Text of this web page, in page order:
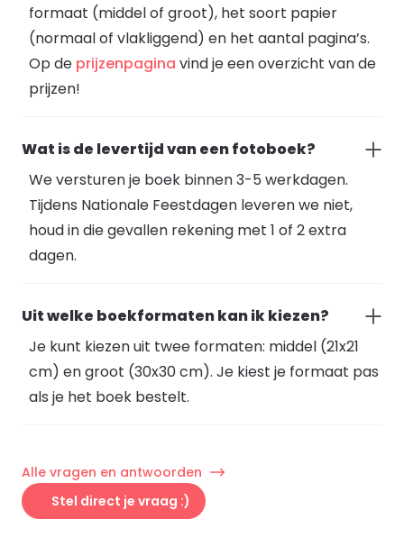
formaat (middel of groot), het soort papier
(normaal of vlakliggend) en het aantal pagina’s.
Op de prijzenpagina vind je een overzicht van de
prijzen!
Wat is de levertijd van een fotoboek?
We versturen je boek binnen 3-5 werkdagen.
Tijdens Nationale Feestdagen leveren we niet,
houd in die gevallen rekening met 1 of 2 extra
dagen.
Uit welke boekformaten kan ik kiezen?
Je kunt kiezen uit twee formaten: middel (21x21
cm) en groot (30x30 cm). Je kiest je formaat pas
als je het boek bestelt.
Alle vragen en antwoorden
Stel direct je vraag :)